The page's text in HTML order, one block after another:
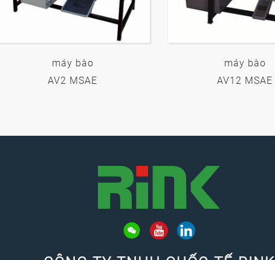
máy bào
AV2 MSAE
máy bào
AV12 MSAE